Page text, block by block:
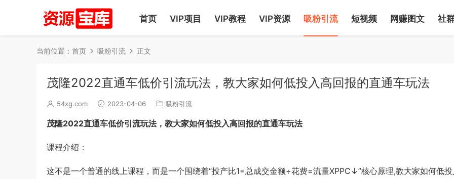
首页 VIP项目 VIP教程 VIP资源 吸粉引流 短视频 网赚图文 社
当前位置： 首页 吸粉引流 正文
茂隆2022直通车低价引流玩法，教大家如何低投入高回报的直通车玩法
54xg.com 2023-04-06 吸粉引流
茂隆2022直通车低价引流玩法，教大家如何低投入高回报的直通车玩法
课程介绍：
这不是一个普通的线上课程，而是一个围绕着“投产比1=总成交金额÷花费=流量XPPC↓”核心原理,教大家如何低